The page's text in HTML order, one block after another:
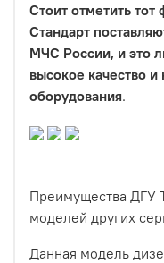
Стоит отметить тот
Стандарт
МЧС России, и это
высокое качество
оборудования.
Преимущества ДГУ
моделей других
Данная модель